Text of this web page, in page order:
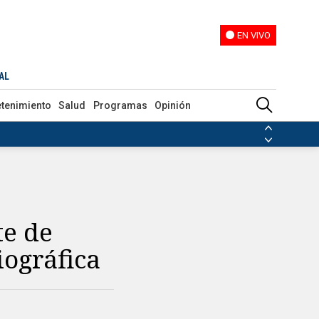
EN VIVO
Salud Programas Opinión
de